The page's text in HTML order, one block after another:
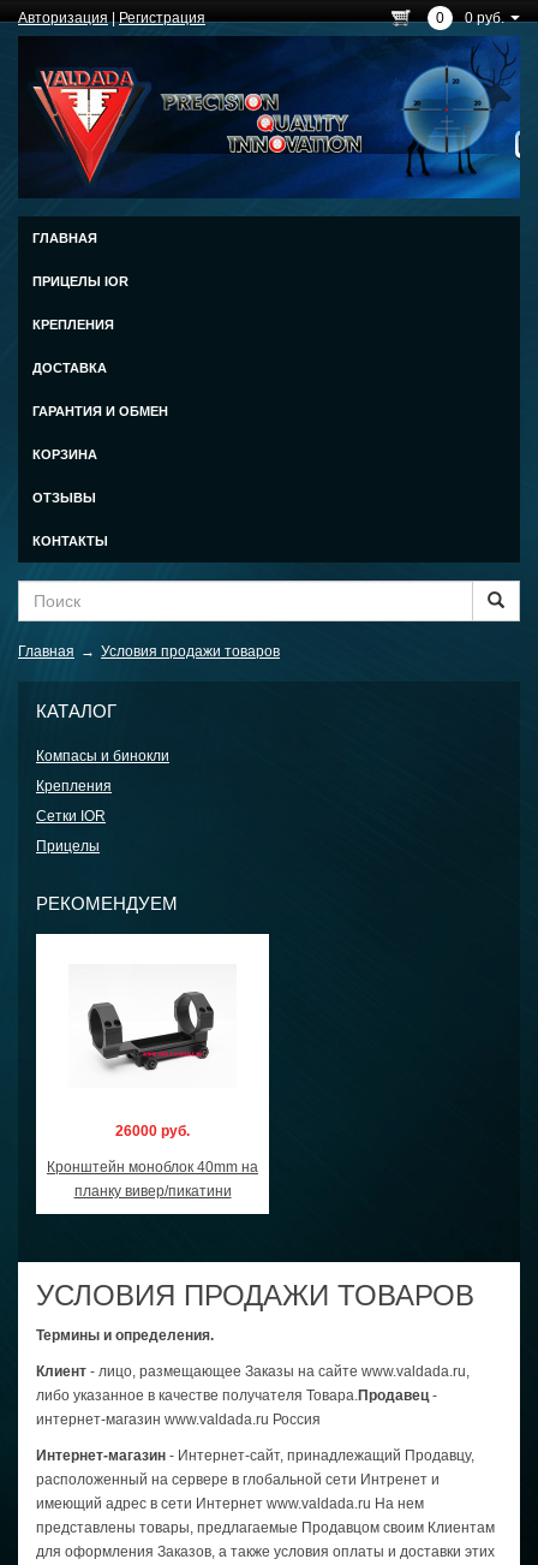
Авторизация|Регистрация 0 0 руб.
ГЛАВНАЯ
ПРИЦЕЛЫ IOR
КРЕПЛЕНИЯ
ДОСТАВКА
ГАРАНТИЯ И ОБМЕН
КОРЗИНА
ОТЗЫВЫ
КОНТАКТЫ
Главная → Условия продажи товаров
КАТАЛОГ
Компасы и бинокли
Крепления
Сетки IOR
Прицелы
РЕКОМЕНДУЕМ
26000 руб.
Кронштейн моноблок 40mm на
планку вивер/пикатини
УСЛОВИЯ ПРОДАЖИ ТОВАРОВ
Термины и определения.
Клиент - лицо, размещающее Заказы на сайте www.valdada.ru,
либо указанное в качестве получателя Товара. Продавец -
интернет-магазин www.valdada.ru Россия
Интернет-магазин - Интернет-сайт, принадлежащий Продавцу,
расположенный на сервере в глобальной сети Интренет и
имеющий адрес в сети Интернет www.valdada.ru На нем
представлены товары, предлагаемые Продавцом своим Клиентам
для оформления Заказов, а также условия оплаты и доставки этих